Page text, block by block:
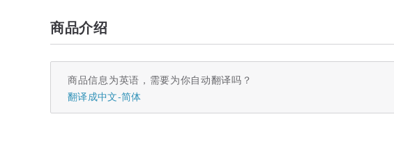
商品介绍
商品信息为英语，需要为你自动翻译吗？
翻译成中文-简体